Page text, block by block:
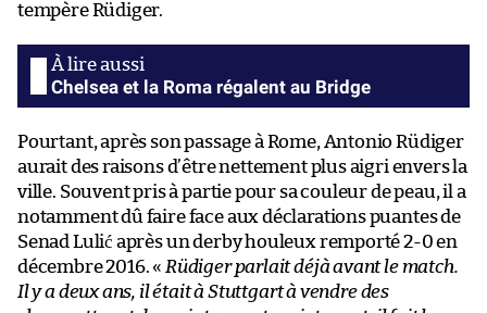
tempère Rüdiger.
Chelsea et la Roma régalent au Bridge
Pourtant, après son passage à Rome, Antonio Rüdiger
aurait des raisons d’être nettement plus aigri envers la
ville. Souvent pris à partie pour sa couleur de peau, il a
notamment dû faire face aux déclarations puantes de
Senad Lulić après un derby houleux remporté 2-0 en
décembre 2016. « Rüdiger parlait déjà avant le match.
Il y a deux ans, il était à Stuttgart à vendre des